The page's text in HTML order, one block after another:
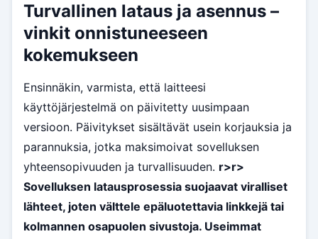
Turvallinen lataus ja asennus –
vinkit onnistuneeseen
kokemukseen
Ensinnäkin, varmista, että laitteesi
käyttöjärjestelmä on päivitetty uusimpaan
versioon. Päivitykset sisältävät usein korjauksia ja
parannuksia, jotka maksimoivat sovelluksen
yhteensopivuuden ja turvallisuuden. r>r>
Sovelluksen latausprosessia suojaavat viralliset
lähteet, joten välttele epäluotettavia linkkejä tai
kolmannen osapuolen sivustoja. Useimmat